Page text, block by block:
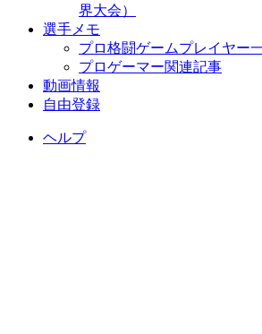
界大会）
選手メモ
プロ格闘ゲームプレイヤー
プロゲーマー関連記事
動画情報
自由登録
ヘルプ